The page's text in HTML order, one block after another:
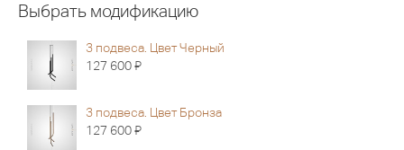
Выбрать модификацию
3 подвеса. Цвет Черный
127 600Я
3 подвеса. Цвет Бронза
127 600Я